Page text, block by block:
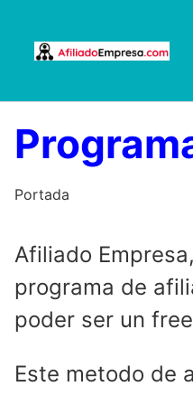
contenido
Portada
Afiliado
programa de
poder ser un
Este metodo de